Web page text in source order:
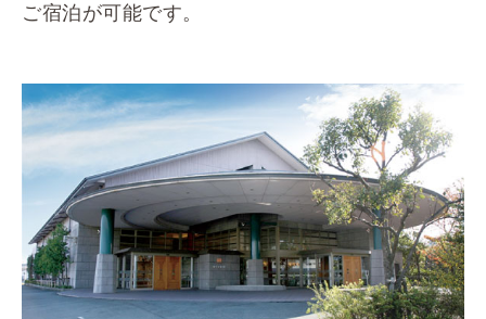
ご宿泊が可能です。